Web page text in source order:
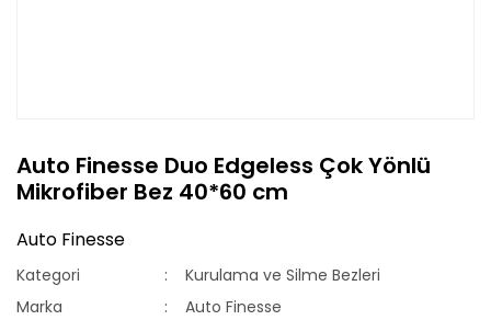
Auto Finesse Duo Edgeless Çok Yönlü
Mikrofiber Bez 40*60 cm
Auto Finesse
Kategori
Kurulama ve Silme Bezleri
Marka
Auto Finesse